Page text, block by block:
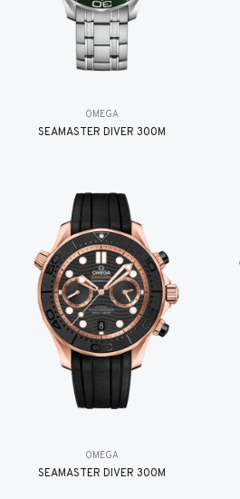
OMEGA
SEAMASTER DIVER 300M
OMEGA
SEAMASTER DIVER 300M